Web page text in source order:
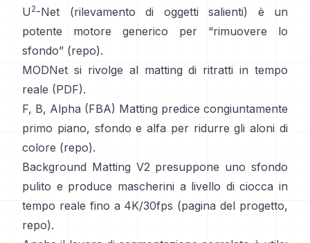
U 2-Net (rilevamento di oggetti salienti) è un
potente motore generico per “rimuovere lo
sfondo” (repo).
MODNet si rivolge al matting di ritratti in tempo
reale (PDF).
F, B, Alpha (FBA) Matting predice congiuntamente
primo piano, sfondo e alfa per ridurre gli aloni di
colore (repo).
Background Matting V2 presuppone uno sfondo
pulito e produce mascherini a livello di ciocca in
tempo reale fino a 4K/30fps (pagina del progetto,
repo).